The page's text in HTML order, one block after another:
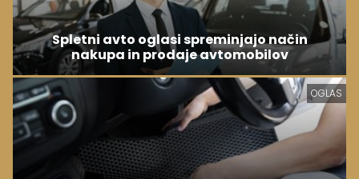
Spletni avto oglasi spreminjajo način
nakupa in prodaje avtomobilov
OGLAS